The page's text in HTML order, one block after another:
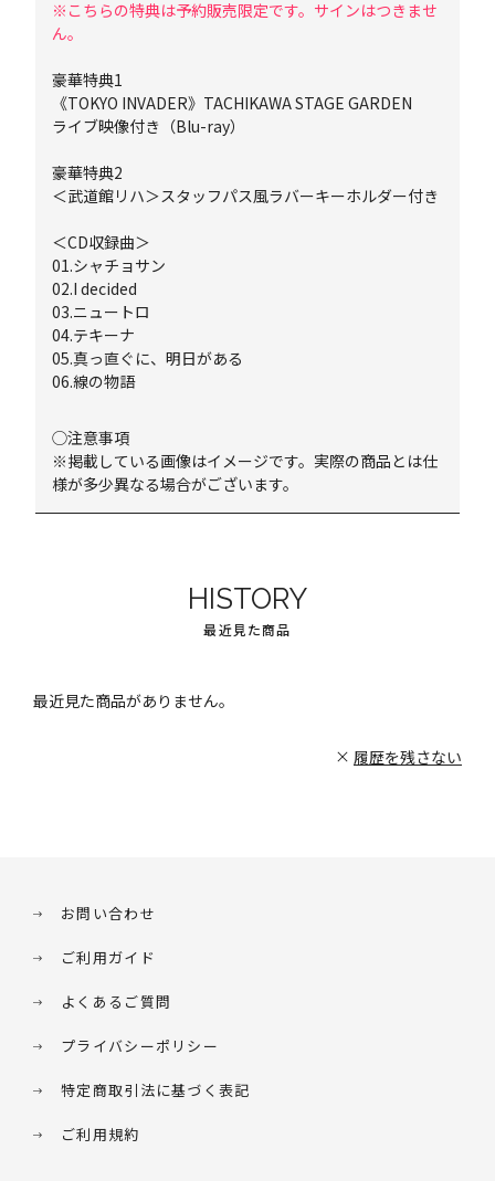
※こちらの特典は予約販売限定です。サインはつきませ
ん。
豪華特典1
《TOKYO INVADER》TACHIKAWA STAGE GARDEN
ライブ映像付き（Blu-ray）
豪華特典2
＜武道館リハ＞スタッフパス風ラバーキーホルダー付き
＜CD収録曲＞
01.シャチョサン
02.I decided
03.ニュートロ
04.テキーナ
05.真っ直ぐに、明日がある
06.線の物語
◯注意事項
※掲載している画像はイメージです。実際の商品とは仕
様が多少異なる場合がございます。
HISTORY
最近見た商品
最近見た商品がありません。
履歴を残さない
お問い合わせ
ご利用ガイド
よくあるご質問
プライバシーポリシー
特定商取引法に基づく表記
ご利用規約